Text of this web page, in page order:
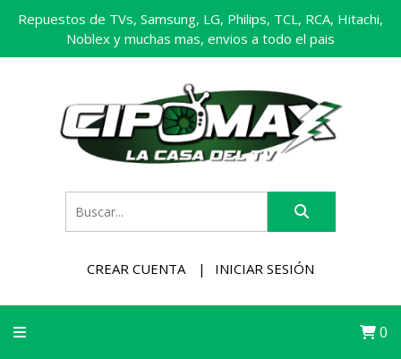
Repuestos de TVs, Samsung, LG, Philips, TCL, RCA, Hitachi,
Noblex y muchas mas, envios a todo el pais
CREAR CUENTA INICIAR SESIÓN
0